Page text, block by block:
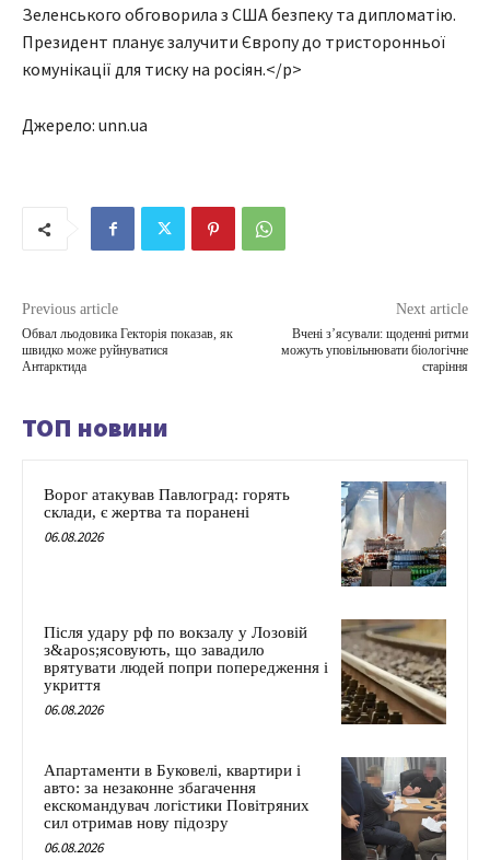
Зеленського обговорила з США безпеку та дипломатію.
Президент планує залучити Європу до тристоронньої
комунікації для тиску на росіян.</p>
Джерело: unn.ua
Previous article
Обвал льодовика Гекторія показав, як
швидко може руйнуватися
Антарктида
Next article
Вчені з’ясували: щоденні ритми
можуть уповільнювати біологічне
старіння
ТОП новини
Ворог атакував Павлоград: горять
склади, є жертва та поранені
06.08.2026
Після удару рф по вокзалу у Лозовій
з&apos;ясовують, що завадило
врятувати людей попри попередження і
укриття
06.08.2026
Апартаменти в Буковелі, квартири і
авто: за незаконне збагачення
екскомандувач логістики Повітряних
сил отримав нову підозру
06.08.2026